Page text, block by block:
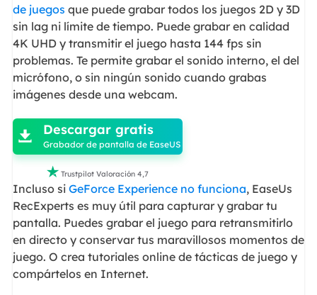
de juegos que puede grabar todos los juegos 2D y 3D
sin lag ni límite de tiempo. Puede grabar en calidad
4K UHD y transmitir el juego hasta 144 fps sin
problemas. Te permite grabar el sonido interno, el del
micrófono, o sin ningún sonido cuando grabas
imágenes desde una webcam.

 Descargar gratis
Grabador de pantalla de EaseUS
 Trustpilot Valoración 4,7
Incluso si GeForce Experience no funciona, EaseUs
RecExperts es muy útil para capturar y grabar tu
pantalla. Puedes grabar el juego para retransmitirlo
en directo y conservar tus maravillosos momentos de
juego. O crea tutoriales online de tácticas de juego y
compártelos en Internet.